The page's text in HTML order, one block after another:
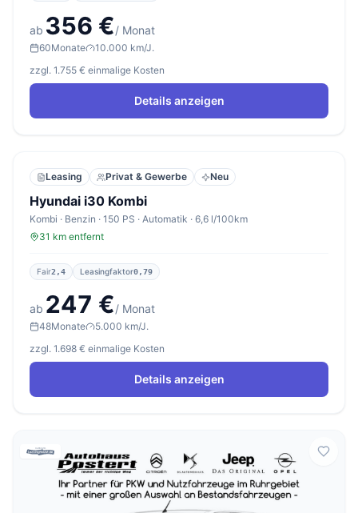
ab 356 €/ Monat
60Monate
10.000 km/J.
zzgl. 1.755 € einmalige Kosten
Details anzeigen
Leasing Privat & Gewerbe Neu
Hyundai i30 Kombi
Kombi · Benzin · 150 PS · Automatik · 6,6 l/100km
31 km entfernt
Fair2,4 Leasingfaktor0,79
ab 247 €/ Monat
48Monate
5.000 km/J.
zzgl. 1.698 € einmalige Kosten
Details anzeigen